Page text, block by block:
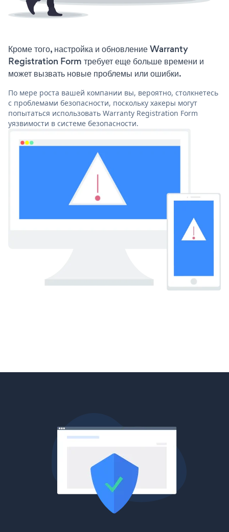
Кроме того, настройка и обновление Warranty
Registration Form требует еще больше времени и
может вызвать новые проблемы или ошибки.
По мере роста вашей компании вы, вероятно, столкнетесь
с проблемами безопасности, поскольку хакеры могут
попытаться использовать Warranty Registration Form
уязвимости в системе безопасности.